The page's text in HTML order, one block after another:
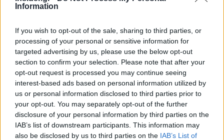
Information
If you wish to opt-out of the sale, sharing to third parties, or
processing of your personal or sensitive information for
targeted advertising by us, please use the below opt-out
section to confirm your selection. Please note that after your
opt-out request is processed you may continue seeing
interest-based ads based on personal information utilized by
us or personal information disclosed to third parties prior to
your opt-out. You may separately opt-out of the further
disclosure of your personal information by third parties on the
IAB’s list of downstream participants. This information may
also be disclosed by us to third parties on the IAB’s List of
2026» αναφέρει η Euroxx, δηλαδή με
ομοειδών τραπεζών.
«Θεωρούμε ότι αυτή η αποτίμηση δεν
δικαιολογείται, δεδομένου του σημαντικού
πλεονάζοντος κεφαλαίου και των υψηλών
μερισματικών αποδόσεων (κατά μέσο όρο
περίπου 11% ετησίως για τα επόμενα τρία
χρόνια)» καταλήγουν οι αναλυτές τηςEuroxx.